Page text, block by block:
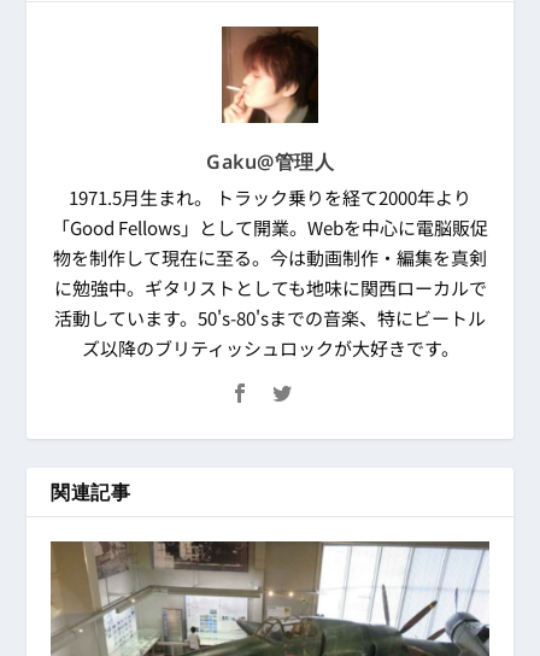
Gaku@管理人
1971.5月生まれ。 トラック乗りを経て2000年より
「Good Fellows」として開業。Webを中心に電脳販促
物を制作して現在に至る。今は動画制作・編集を真剣
に勉強中。ギタリストとしても地味に関西ローカルで
活動しています。50's-80'sまでの音楽、特にビートル
ズ以降のブリティッシュロックが大好きです。
関連記事